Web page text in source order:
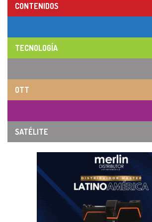
CONTENIDOS
TECNOLOGÍA
OTT
SATÉLITE